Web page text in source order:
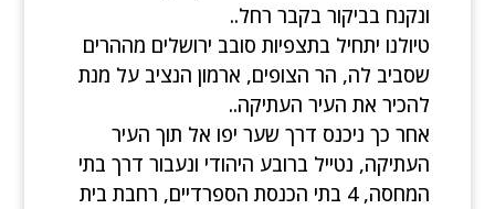
ונקנח בביקור בקבר רחל..
טיולנו יתחיל בתצפיות סובב ירושלים מההרים
שסביב לה, הר הצופים, ארמון הנציב על מנת
להכיר את העיר העתיקה..
אחר כך ניכנס דרך שער יפו אל תוך העיר
העתיקה, נטייל ברובע היהודי ונעבור דרך בתי
המחסה, 4 בתי הכנסת הספרדיים, רחבת בית